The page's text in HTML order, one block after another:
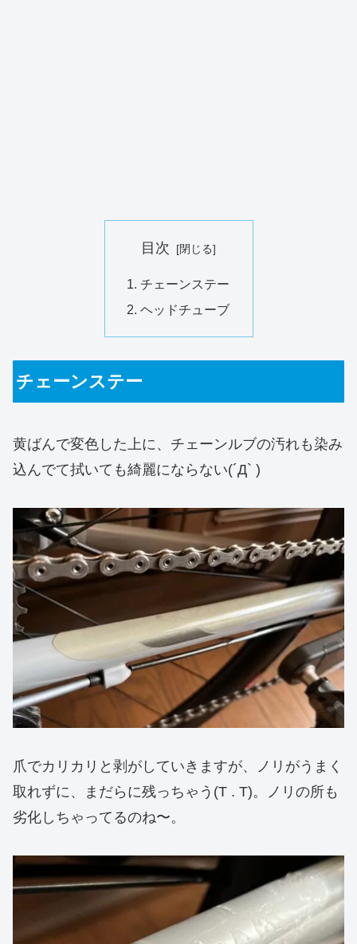
目次
チェーンステー
ヘッドチューブ
チェーンステー
黄ばんで変色した上に、チェーンルブの汚れも染み
込んでて拭いても綺麗にならない(´Д` )
爪でカリカリと剥がしていきますが、ノリがうまく
取れずに、まだらに残っちゃう(T . T)。ノリの所も
劣化しちゃってるのね〜。